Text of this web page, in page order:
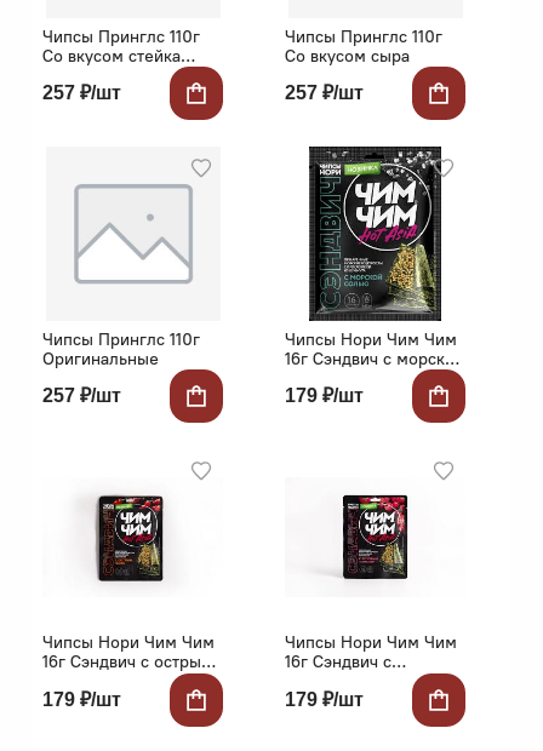
Чипсы Принглс 110г
Со вкусом стейка
257 ₽/шт
Чипсы Принглс 110г
Со вкусом сыра
257 ₽/шт
Чипсы Принглс 110г
Оригинальные
257 ₽/шт
Чипсы Нори Чим Чим
16г Сэндвич с морской
179 ₽/шт
Чипсы Нори Чим Чим
16г Сэндвич с острым
179 ₽/шт
Чипсы Нори Чим Чим
16г Сэндвич с
розовым томатом
179 ₽/шт